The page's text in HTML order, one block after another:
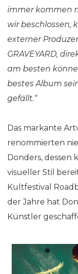
immer kommen
wir beschlossen,
externer
GRAVEYARD,
am besten
bestes Album
gefällt.“
Das markante
renommierten
Donders,
visueller Stil
Kultfestival
der Jahre hat
Künstler